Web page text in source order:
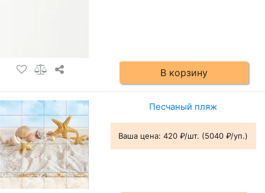
В корзину
Песчаный пляж
Ваша цена: 420 ₽/шт. (5040 ₽/уп.)